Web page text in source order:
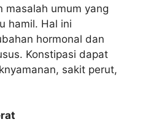
masalah umum yang
hamil. Hal ini
hormonal dan
Konstipasi dapat
sakit perut,